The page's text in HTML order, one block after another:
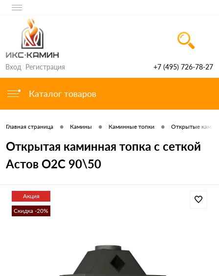
Вход Регистрация +7 (495) 726-78-27
Каталог товаров
Главная страница • Камины • Каминные топки • Открытые
Открытая каминная топка с сеткой
Астов О2С 90\50
Акция
Скидка -20%